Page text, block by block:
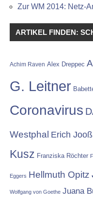
Zur WM 2014: Netz-
ARTIKEL FINDEN:
Achim Raven Alex Dreppec
G. Leitner
Coronavirus
Westphal Erich Jooß
Kusz Franziska Röchter
Eggers Hellmuth Opitz
Wolfgang von Goethe Juana